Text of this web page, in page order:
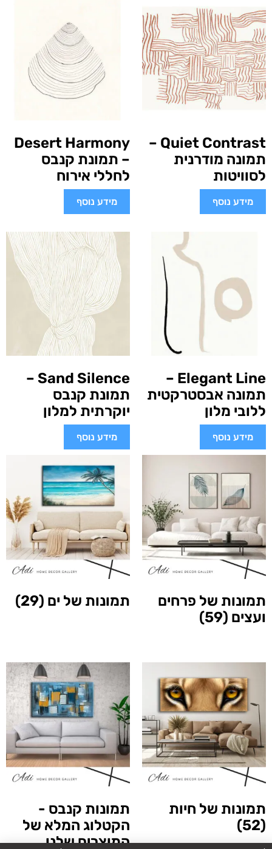
Quiet Contrast –
תמונה מודרנית
לסוויטות
מידע נוסף
Desert Harmony
– תמונת קנבס
לחללי אירוח
מידע נוסף
Elegant Line –
תמונה אבסטרקטית
ללובי מלון
מידע נוסף
Sand Silence –
תמונת קנבס
יוקרתית למלון
מידע נוסף
תמונות של פרחים
ועצים (59)
תמונות של ים (29)
תמונות של חיות
(52)
תמונות קנבס -
הקטלוג המלא של
המוצרים שלנו